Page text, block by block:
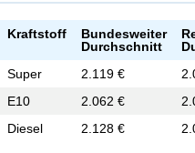
Kraftstoff
Bundesweiter
Durchschnitt
Super
2.119 €
E10
2.062 €
Diesel
2.128 €